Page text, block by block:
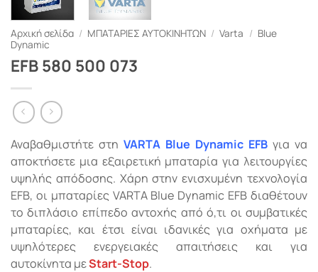
Αρχική σελίδα / ΜΠΑΤΑΡΙΕΣ ΑΥΤΟΚΙΝΗΤΩΝ / Varta / Blue
Dynamic
EFB 580 500 073
Αναβαθμιστήτε στη VARTA Blue Dynamic EFB για να
αποκτήσετε μια εξαιρετική μπαταρία για λειτουργίες
υψηλής απόδοσης. Χάρη στην ενισχυμένη τεχνολογία
EFB, οι μπαταρίες VARTA Blue Dynamic EFB διαθέτουν
το διπλάσιο επίπεδο αντοχής από ό,τι οι συμβατικές
μπαταρίες, και έτσι είναι ιδανικές για οχήματα με
υψηλότερες ενεργειακές απαιτήσεις και για
αυτοκίνητα μεStart-Stop.